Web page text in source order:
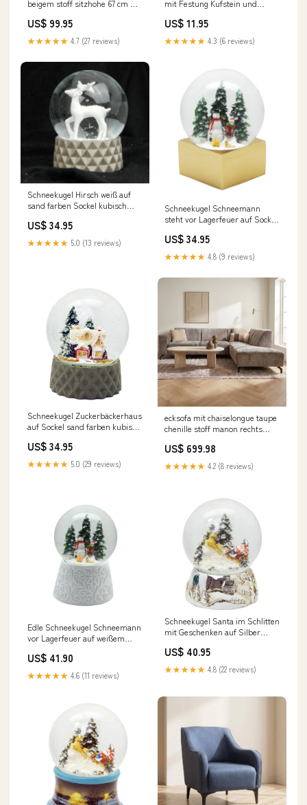
beigem stoff sitzhohe 67 cm mit
Grizzly antraciet
US$ 99.95
★★★★★ 4.7 (27 reviews)
mit Festung Kufstein und
US$ 11.95
★★★★★ 4.3 (6 reviews)
Schneekugel Hirsch weiß auf
sand farben Sockel kubisch
Durchmesser Romantische
Berge
US$ 34.95
★★★★★ 5.0 (13 reviews)
Schneekugel Schneemann
steht vor Lagerfeuer auf Sockel
Durchmesser Gläser & Sockel
gestaltet
US$ 34.95
★★★★★ 4.8 (9 reviews)
Schneekugel Zuckerbäckerhaus
auf Sockel sand farben kubisch
Durchmesser Nostalgie &
Vintage
US$ 34.95
★★★★★ 5.0 (29 reviews)
ecksofa mit chaiselongue taupe
chenille stoff manon rechts
US$ 699.98
★★★★★ 4.2 (8 reviews)
Edle Schneekugel Schneemann
vor Lagerfeuer auf weißem
Durchmesser mit Spieluhr
Modernes Weihnachten
US$ 41.90
★★★★★ 4.6 (11 reviews)
Schneekugel Santa im Schlitten
mit Geschenken auf Silber
you a merry Christmas 10 cm
Durchmesser Lagerräumung 23
US$ 40.95
★★★★★ 4.8 (22 reviews)